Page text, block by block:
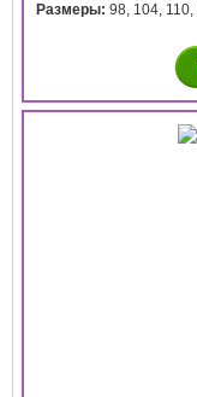
Размеры: 98, 104, 110,